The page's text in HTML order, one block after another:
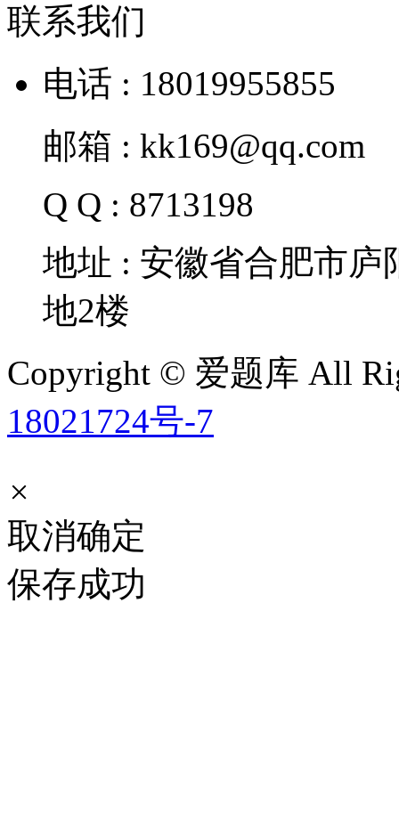
联系我们
电话 : 18019955855
邮箱 : kk169@qq.com
Q Q : 8713198
地址 : 安徽省合肥市
地2楼
Copyright © 爱题库 All
18021724号-7
×
取消确定
保存成功